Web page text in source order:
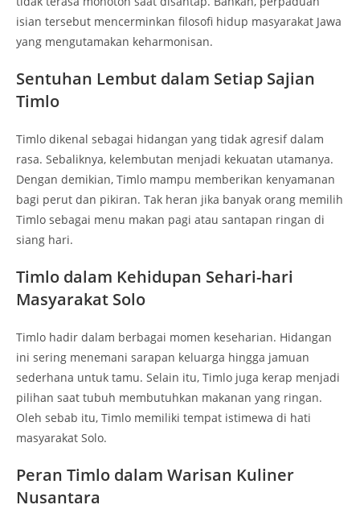
isian tersebut mencerminkan filosofi hidup masyarakat Jawa
yang mengutamakan keharmonisan.
Sentuhan Lembut dalam Setiap Sajian
Timlo
Timlo dikenal sebagai hidangan yang tidak agresif dalam
rasa. Sebaliknya, kelembutan menjadi kekuatan utamanya.
Dengan demikian, Timlo mampu memberikan kenyamanan
bagi perut dan pikiran. Tak heran jika banyak orang memilih
Timlo sebagai menu makan pagi atau santapan ringan di
siang hari.
Timlo dalam Kehidupan Sehari-hari
Masyarakat Solo
Timlo hadir dalam berbagai momen keseharian. Hidangan
ini sering menemani sarapan keluarga hingga jamuan
sederhana untuk tamu. Selain itu, Timlo juga kerap menjadi
pilihan saat tubuh membutuhkan makanan yang ringan.
Oleh sebab itu, Timlo memiliki tempat istimewa di hati
masyarakat Solo.
Peran Timlo dalam Warisan Kuliner
Nusantara